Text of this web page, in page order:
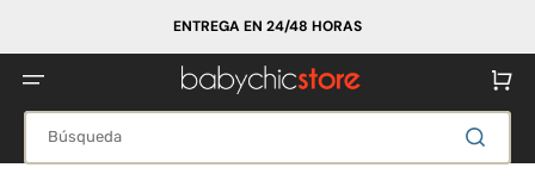
contenido
ENTREGA EN 24/48 HORAS
Búsqueda
Carrito